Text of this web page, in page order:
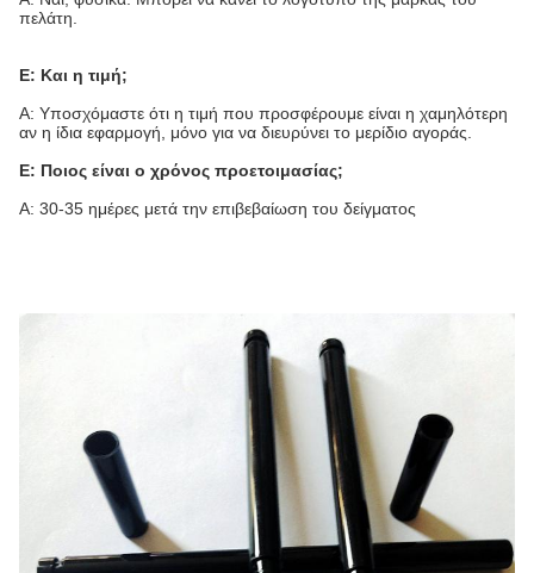
πελάτη.
Ε: Και η τιμή;
Α: Υποσχόμαστε ότι η τιμή που προσφέρουμε είναι η χαμηλότερη
αν η ίδια εφαρμογή, μόνο για να διευρύνει το μερίδιο αγοράς.
Ε: Ποιος είναι ο χρόνος προετοιμασίας;
Α: 30-35 ημέρες μετά την επιβεβαίωση του δείγματος